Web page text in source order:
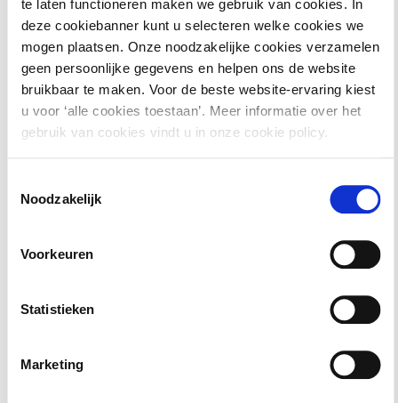
te laten functioneren maken we gebruik van cookies. In
deze cookiebanner kunt u selecteren welke cookies we
mogen plaatsen. Onze noodzakelijke cookies verzamelen
geen persoonlijke gegevens en helpen ons de website
bruikbaar te maken. Voor de beste website-ervaring kiest
u voor ‘alle cookies toestaan’. Meer informatie over het
gebruik van cookies vindt u in onze cookie policy.
Noodzakelijk
Voorkeuren
Statistieken
Marketing
Materiaal
Digitale hand-outs en eventueel aanvullend digitaal
materiaal
Toegang tot de gehele digitale kennisbank PONT |
Hiermee krijgt u toegang tot het dossier met alle
kunt u voor, tijdens en na de cursus continu leren over
Verder krijgt u met PONT | Omgeving gratis toegang tot